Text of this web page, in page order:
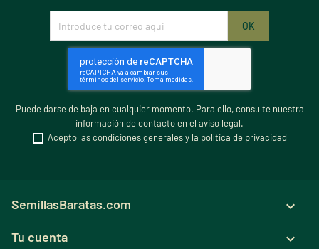
Puede darse de baja en cualquier momento. Para ello, consulte nuestra
información de contacto en el aviso legal.
Acepto las condiciones generales y la política de privacidad
SemillasBaratas.com 
Tu cuenta 